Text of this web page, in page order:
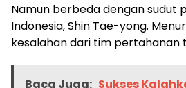
Namun berbeda dengan sudut
Indonesia, Shin Tae-yong.
kesalahan dari tim pertahanan
Baca Juga: Sukses